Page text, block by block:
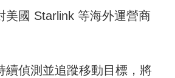
美國 Starlink 等海外運營商
續偵測並追蹤移動目標，將